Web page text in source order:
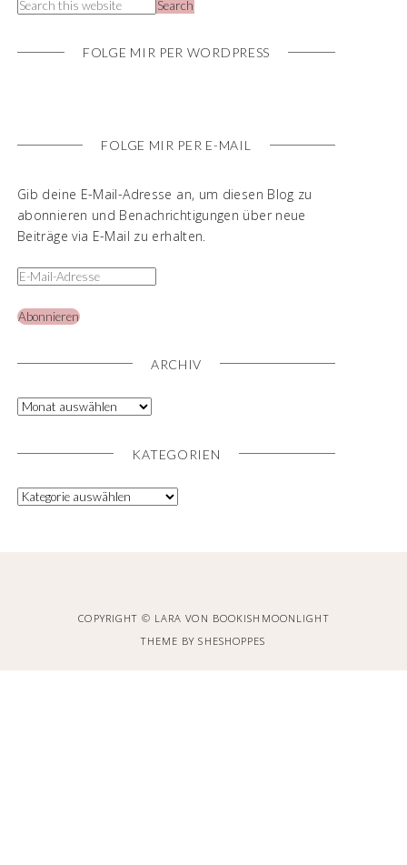
FOLGE MIR PER WORDPRESS
FOLGE MIR PER E-MAIL
Gib deine E-Mail-Adresse an, um diesen Blog zu
abonnieren und Benachrichtigungen über neue
Beiträge via E-Mail zu erhalten.
Abonnieren
ARCHIV
KATEGORIEN
COPYRIGHT © LARA VON BOOKISHMOONLIGHT
THEME BYSHESHOPPES